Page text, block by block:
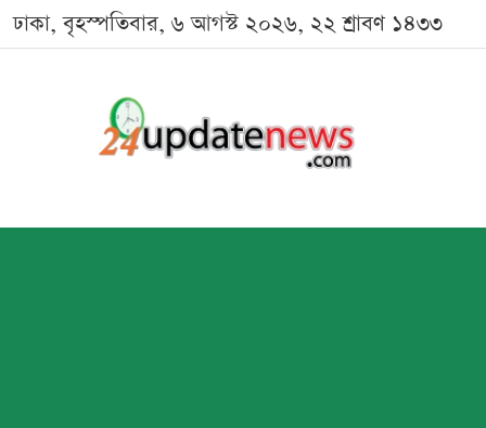
ঢাকা, বৃহস্পতিবার, ৬ আগস্ট ২০২৬, ২২ শ্রাবণ ১৪৩৩